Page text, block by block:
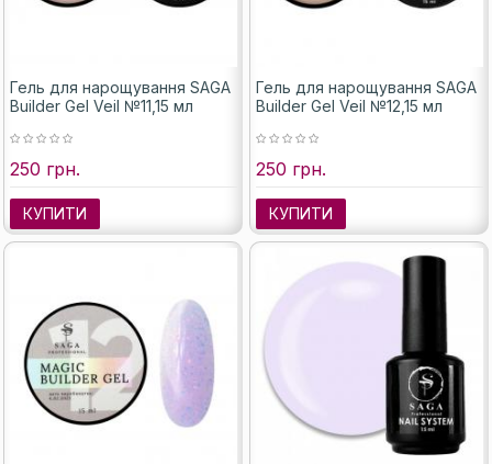
Гель для нарощування SAGA
Builder Gel Veil №11,15 мл
250 грн.
КУПИТИ
Гель для нарощування SAGA
Builder Gel Veil №12,15 мл
250 грн.
КУПИТИ